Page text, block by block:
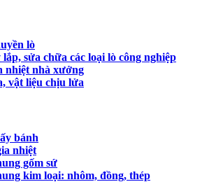
lò
sửa chữa các loại lò công nghiệp
nhiệt nhà xưởng
vật liệu chịu lửa
bánh
nhiệt
gốm sứ
kim loại: nhôm, đồng, thép